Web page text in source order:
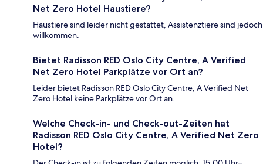
Net Zero Hotel Haustiere?
Haustiere sind leider nicht gestattet, Assistenztiere sind jedoch
willkommen.
Bietet Radisson RED Oslo City Centre, A Verified
Net Zero Hotel Parkplätze vor Ort an?
Leider bietet Radisson RED Oslo City Centre, A Verified Net
Zero Hotel keine Parkplätze vor Ort an.
Welche Check-in- und Check-out-Zeiten hat
Radisson RED Oslo City Centre, A Verified Net Zero
Hotel?